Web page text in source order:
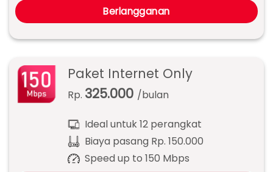
Berlangganan
Paket Internet Only
Rp. 325.000 /bulan
Ideal untuk 12 perangkat
Biaya pasang Rp. 150.000
Speed up to 150 Mbps